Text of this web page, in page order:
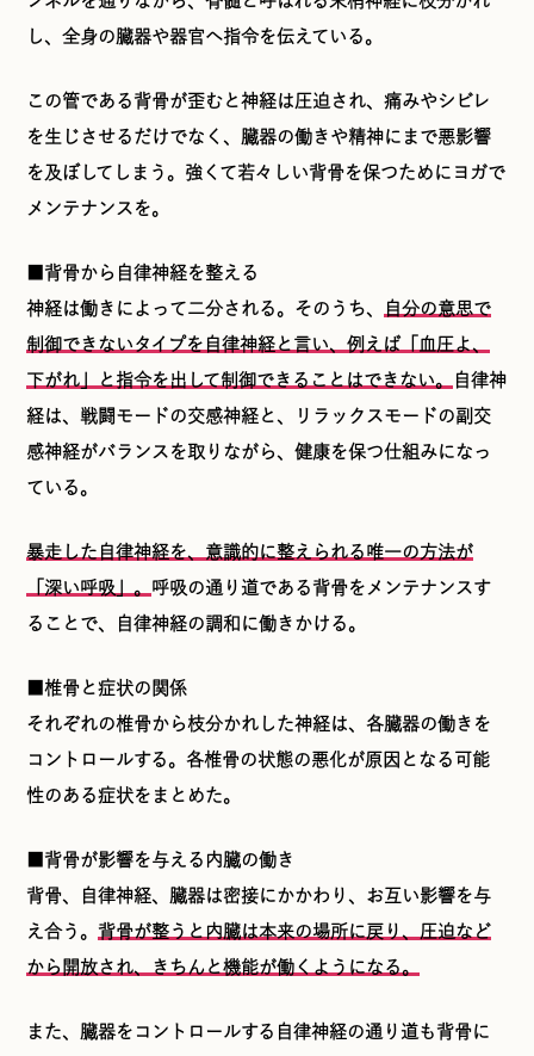
し、全身の臓器や器官へ指令を伝えている。
この管である背骨が歪むと神経は圧迫され、痛みやシビレ
を生じさせるだけでなく、臓器の働きや精神にまで悪影響
を及ぼしてしまう。強くて若々しい背骨を保つためにヨガで
メンテナンスを。
■背骨から自律神経を整える
神経は働きによって二分される。そのうち、
自分の意思で
制御できないタイプを自律神経と言い、例えば「血圧よ、
下がれ」と指令を出して制御できることはできない。
自律神
経は、戦闘モードの交感神経と、リラックスモードの副交
感神経がバランスを取りながら、健康を保つ仕組みになっ
ている。
暴走した自律神経を、意識的に整えられる唯一の方法が
「深い呼吸」。 呼吸の通り道である背骨をメンテナンスす
ることで、自律神経の調和に働きかける。
■椎骨と症状の関係
それぞれの椎骨から枝分かれした神経は、各臓器の働きを
コントロールする。各椎骨の状態の悪化が原因となる可能
性のある症状をまとめた。
■背骨が影響を与える内臓の働き
背骨、自律神経、臓器は密接にかかわり、お互い影響を与
え合う。背骨が整うと内臓は本来の場所に戻り、圧迫など
から開放され、きちんと機能が働くようになる。
また、臓器をコントロールする自律神経の通り道も背骨に